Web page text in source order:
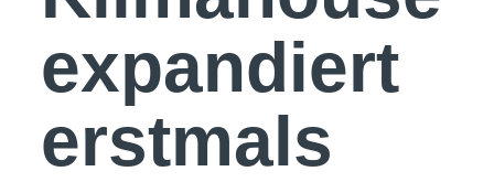
expandiert
erstmals